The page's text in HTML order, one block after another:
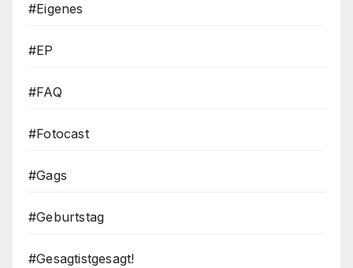
#Eigenes
#EP
#FAQ
#Fotocast
#Gags
#Geburtstag
#Gesagtistgesagt!